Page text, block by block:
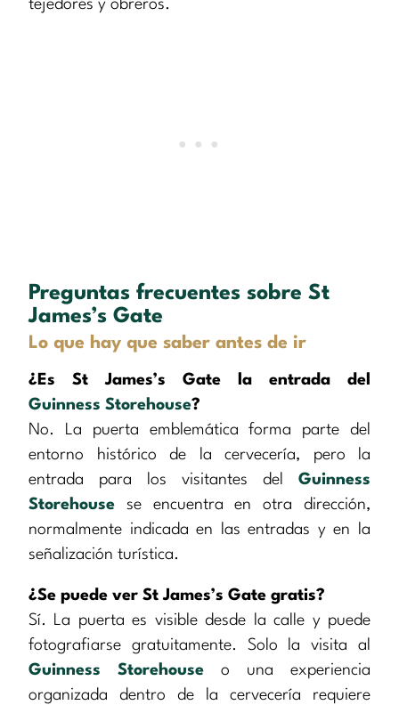
tejedores y obreros.
Preguntas frecuentes sobre St
James’s Gate
Lo que hay que saber antes de ir
¿Es St James’s Gate la entrada del
Guinness Storehouse?
No. La puerta emblemática forma parte del
entorno histórico de la cervecería, pero la
entrada para los visitantes del Guinness
Storehouse se encuentra en otra dirección,
normalmente indicada en las entradas y en la
señalización turística.
¿Se puede ver St James’s Gate gratis?
Sí. La puerta es visible desde la calle y puede
fotografiarse gratuitamente. Solo la visita al
Guinness Storehouse o una experiencia
organizada dentro de la cervecería requiere